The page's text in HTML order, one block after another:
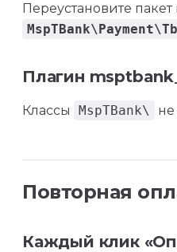
Переустановите
Плагин
Классы MspTBank\ не
Повторная
Каждый клик